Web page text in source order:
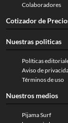
Colaboradores
Cotizador de
Nuestras politicas
Políticas
Aviso de
Términos de uso
Nuestros medios
Pijama Surf